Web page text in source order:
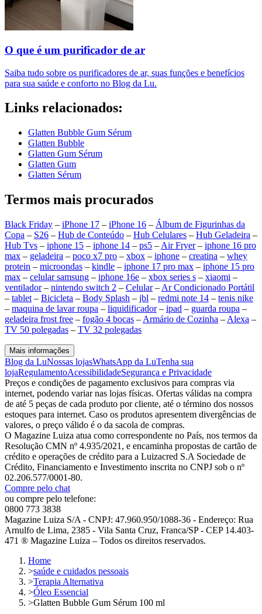
O que é um purificador de ar​
Saiba tudo sobre os purificadores de ar, suas funções e benefícios
para sua saúde e conforto no Blog da Lu.
Links relacionados:
Glatten Bubble Gum Sérum
Glatten Bubble
Glatten Gum Sérum
Glatten Gum
Glatten Sérum
Termos mais procurados
Black Friday – iPhone 17 – iPhone 16 – Álbum de Figurinhas da
Copa – S26 – Hub de Conteúdo – Hub Celulares – Hub Geladeira –
Hub Tvs – iphone 15 – iphone 14 – ps5 – Air Fryer– iphone 16 pro
max – geladeira – poco x7 pro – xbox – iphone – creatina – whey
protein – microondas – kindle – iphone 17 pro max – iphone 15 pro
max – celular samsung – iphone 16e – xbox series s – xiaomi –
ventilador– nintendo switch 2 – Celular– Ar Condicionado Portátil
– tablet – Bicicleta – Body Splash – jbl – redmi note 14 – tenis nike
– maquina de lavar roupa – liquidificador– ipad – guarda roupa –
geladeira frost free – fogão 4 bocas – Armário de Cozinha – Alexa –
TV 50 polegadas – TV 32 polegadas
Mais informações
Blog da LuNossas lojasWhatsApp da LuTenha sua
lojaRegulamentoAcessibilidadeSegurança e Privacidade
Preços e condições de pagamento exclusivos para compras via
internet, podendo variar nas lojas físicas. Ofertas válidas na compra
de até 5 peças de cada produto por cliente, até o término dos nossos
estoques para internet. Caso os produtos apresentem divergências de
valores, o preço válido é o da sacola de compras.
O Magazine Luiza atua como correspondente no País, nos termos da
Resolução CMN nº 4.935/2021, e encaminha propostas de cartão de
crédito e operações de crédito para a Luizacred S.A Sociedade de
Crédito, Financiamento e Investimento inscrita no CNPJ sob o nº
02.206.577/0001-80.
Compre pelo chat
ou compre pelo telefone:
0800 773 3838
Magazine Luiza S/A - CNPJ: 47.960.950/1088-36 - Endereço: Rua
Arnulfo de Lima, 2385 - Vila Santa Cruz, Franca/SP - CEP 14.403-
471 ® Magazine Luiza – Todos os direitos reservados.
Home
>saúde e cuidados pessoais
>Terapia Alternativa
>Óleo Essencial
>Glatten Bubble Gum Sérum 100 ml